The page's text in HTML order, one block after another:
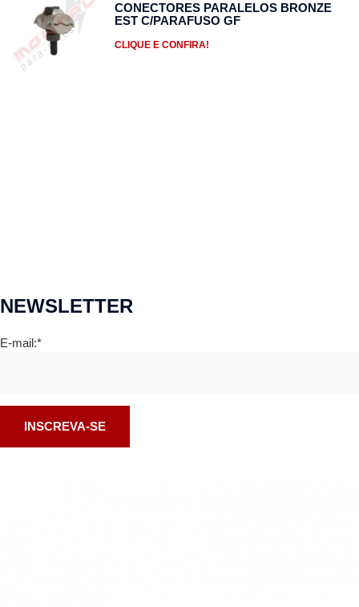
CONECTORES PARALELOS BRONZE
EST C/PARAFUSO GF
CLIQUE E CONFIRA!
NEWSLETTER
E-mail:*